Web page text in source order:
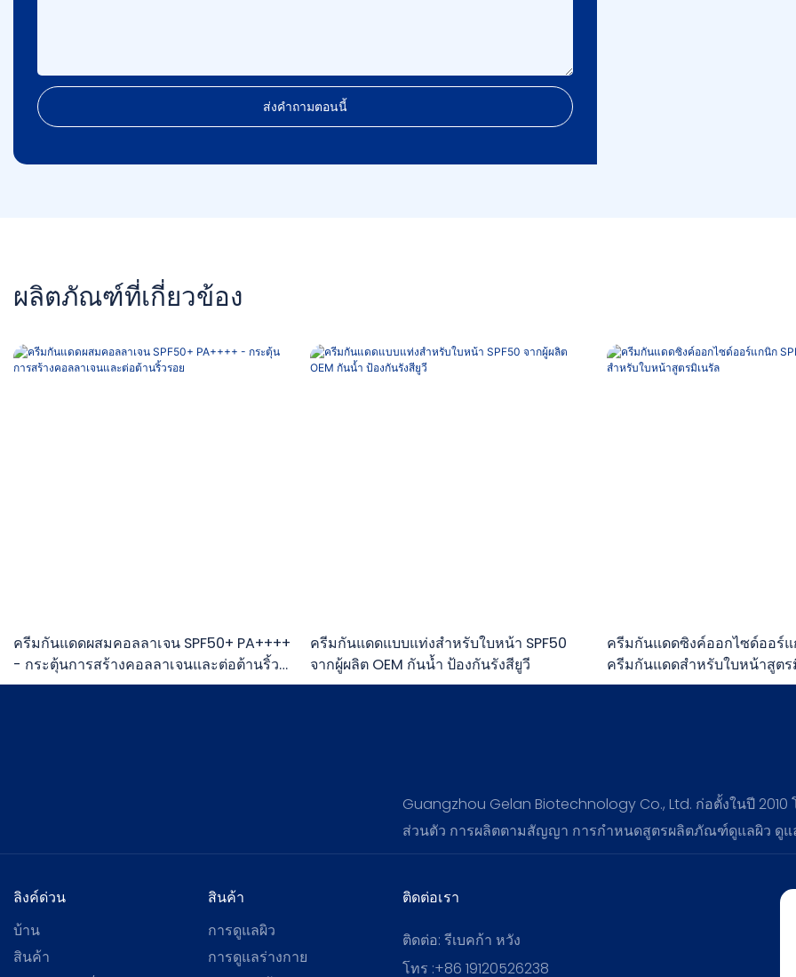
ส่งคำถามตอนนี้
ผลิตภัณฑ์ที่เกี่ยวข้อง
ครีมกันแดดผสมคอลลาเจน SPF50+ PA++++
- กระตุ้นการสร้างคอลลาเจนและต่อต้านริ้ว
รอย
ครีมกันแดดแบบแท่งสำหรับใบหน้า SPF50
จากผู้ผลิต OEM กันน้ำ ป้องกันรังสียูวี
ครีมกันแดดซิงค์ออกไซด์ออร์แ
ครีมกันแดดสำหรับใบหน้าสูตร
Guangzhou Gelan Biotechnology Co., Ltd. ก่อตั้งในปี
ส่วนตัว การผลิตตามสัญญา การกำหนดสูตรผลิตภัณฑ์ดูแลผิว ดูแ
ลิงค์ด่วน
บ้าน
สินค้า
สินค้า
การดูแลผิว
การดูแลร่างกาย
ติดต่อเรา
ติดต่อ: รีเบคก้า หวัง
โทร :+86 19120526238